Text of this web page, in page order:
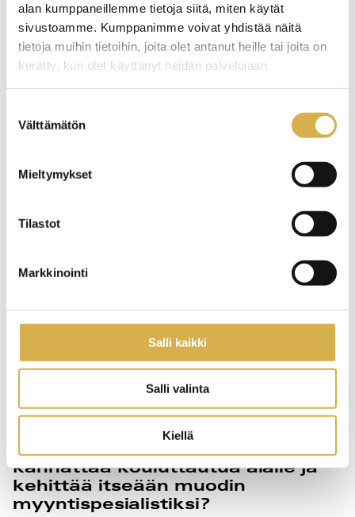
alan kumppaneillemme tietoja siitä, miten käytät
sivustoamme. Kumppanimme voivat yhdistää näitä
tietoja muihin tietoihin, joita olet antanut heille tai joita on
kerätty, kun olet käyttänyt heidän palvelujaan.
valinta
Välttämätön
Mieltymykset
Tilastot
Markkinointi
Salli kaikki
Salli valinta
Kiellä
Muotialalla näkee ensimmäisenä,
mihin maailma on menossa
Millaisena näet alan
työllisyysnäkökulmasta? Miksi
kannattaa kouluttautua alalle ja
kehittää itseään muodin
myyntispesialistiksi?